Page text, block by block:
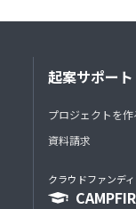
起案サポート
プロジェクトを作
資料請求
クラウドファンデ